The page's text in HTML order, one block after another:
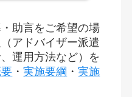
助言をご希望の場
アドバイザー派遣
運用方法など）を
・実施要綱 ・実施